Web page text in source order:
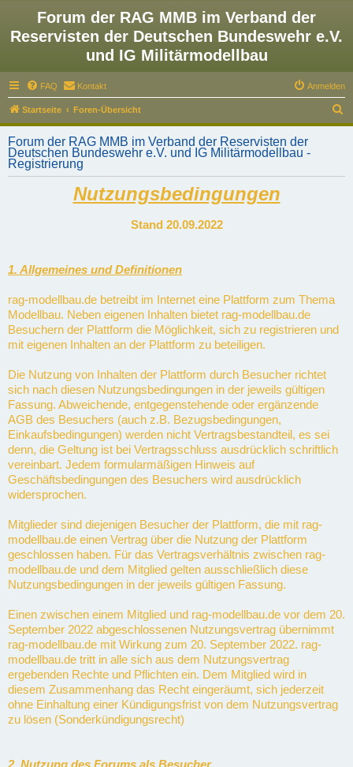
Forum der RAG MMB im Verband der
Reservisten der Deutschen Bundeswehr e.V.
und IG Militärmodellbau
FAQ Kontakt Anmelden
Startseite Foren-Übersicht
u
Forum der RAG MMB im Verband der Reservisten der
Deutschen Bundeswehr e.V. und IG Militärmodellbau -
Registrierung
Nutzungsbedingungen
Stand 20.09.2022
1. Allgemeines und Definitionen
rag-modellbau.de betreibt im Internet eine Plattform zum Thema
Modellbau. Neben eigenen Inhalten bietet rag-modellbau.de
Besuchern der Plattform die Möglichkeit, sich zu registrieren und
mit eigenen Inhalten an der Plattform zu beteiligen.
Die Nutzung von Inhalten der Plattform durch Besucher richtet
sich nach diesen Nutzungsbedingungen in der jeweils gültigen
Fassung. Abweichende, entgegenstehende oder ergänzende
AGB des Besuchers (auch z.B. Bezugsbedingungen,
Einkaufsbedingungen) werden nicht Vertragsbestandteil, es sei
denn, die Geltung ist bei Vertragsschluss ausdrücklich schriftlich
vereinbart. Jedem formularmäßigen Hinweis auf
Geschäftsbedingungen des Besuchers wird ausdrücklich
widersprochen.
Mitglieder sind diejenigen Besucher der Plattform, die mit rag-
modellbau.de einen Vertrag über die Nutzung der Plattform
geschlossen haben. Für das Vertragsverhältnis zwischen rag-
modellbau.de und dem Mitglied gelten ausschließlich diese
Nutzungsbedingungen in der jeweils gültigen Fassung.
Einen zwischen einem Mitglied und rag-modellbau.de vor dem 20.
September 2022 abgeschlossenen Nutzungsvertrag übernimmt
rag-modellbau.de mit Wirkung zum 20. September 2022. rag-
modellbau.de tritt in alle sich aus dem Nutzungsvertrag
ergebenden Rechte und Pflichten ein. Dem Mitglied wird in
diesem Zusammenhang das Recht eingeräumt, sich jederzeit
ohne Einhaltung einer Kündigungsfrist von dem Nutzungsvertrag
zu lösen (Sonderkündigungsrecht)
2. Nutzung des Forums als Besucher